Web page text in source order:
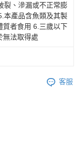
裂、滲漏或不正常膨
本產品含魚類及其製
質者食用 6.三歲以下
無法取得處
客服